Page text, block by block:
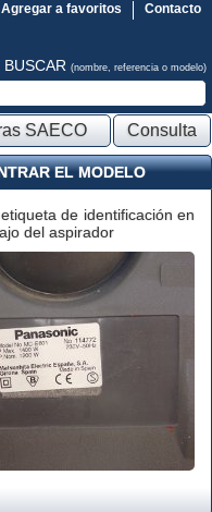
Contacto
Agregar a favoritos
BUSCAR (nombre, referencia o modelo)
SAECO Consulta
EL MODELO
de identificación en
del aspirador